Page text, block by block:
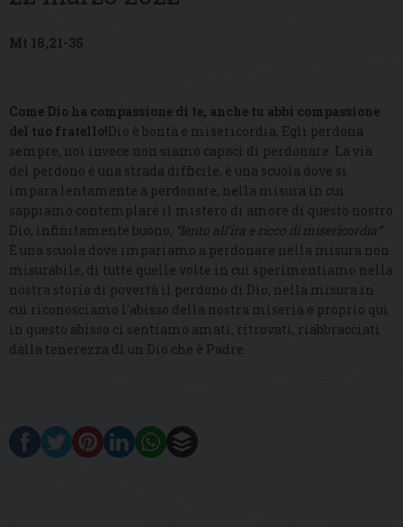
Mt 18,21-35
Come Dio ha compassione di te, anche tu abbi compassione
del tuo fratello!Dio è bontà e misericordia, Egli perdona
sempre, noi invece non siamo capaci di perdonare. La via
del perdono è una strada difficile, è una scuola dove si
impara lentamente a perdonare, nella misura in cui
sappiamo contemplare il mistero di amore di questo nostro
Dio, infinitamente buono, “lento all’ira e ricco di misericordia”.
È una scuola dove impariamo a perdonare nella misura non
misurabile, di tutte quelle volte in cui sperimentiamo nella
nostra storia di povertà il perdono di Dio, nella misura in
cui riconosciamo l’abisso della nostra miseria e proprio qui
in questo abisso ci sentiamo amati, ritrovati, riabbracciati
dalla tenerezza di un Dio che è Padre.